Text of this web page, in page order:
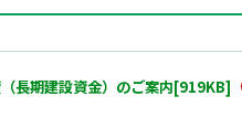
長期建設資金）のご案内[919KB]